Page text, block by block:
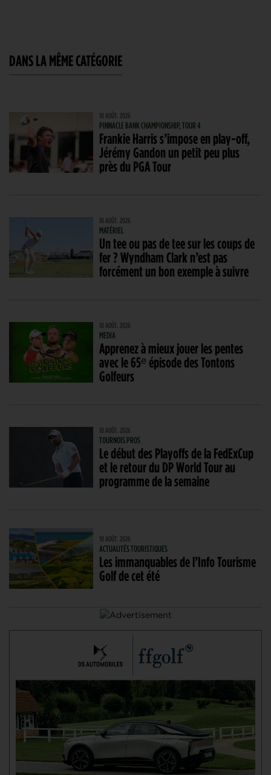
DANS LA MÊME CATÉGORIE
10 AOÛT. 2026
PINNACLE BANK CHAMPIONSHIP, TOUR 4
Frankie Harris s’impose en play-off,
Jérémy Gandon un petit peu plus
près du PGA Tour
10 AOÛT. 2026
MATÉRIEL
Un tee ou pas de tee sur les coups de
fer ? Wyndham Clark n’est pas
forcément un bon exemple à suivre
10 AOÛT. 2026
MEDIA
Apprenez à mieux jouer les pentes
avec le 65ᵉ épisode des Tontons
Golfeurs
10 AOÛT. 2026
TOURNOIS PROS
Le début des Playoffs de la FedExCup
et le retour du DP World Tour au
programme de la semaine
10 AOÛT. 2026
ACTUALITÉS TOURISTIQUES
Les immanquables de l’Info Tourisme
Golf de cet été